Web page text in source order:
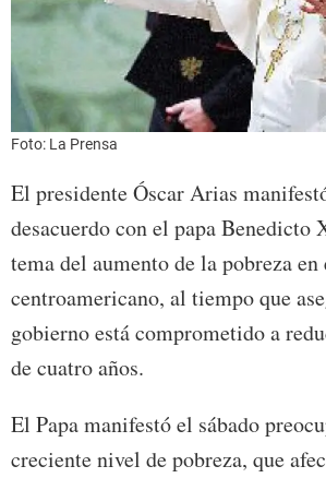
Foto: La Prensa
El presidente Óscar Arias
desacuerdo con el papa Benedicto
tema del aumento de la pobreza en
centroamericano, al tiempo que
gobierno está comprometido a
de cuatro años.
El Papa manifestó el sábado
creciente nivel de pobreza, que